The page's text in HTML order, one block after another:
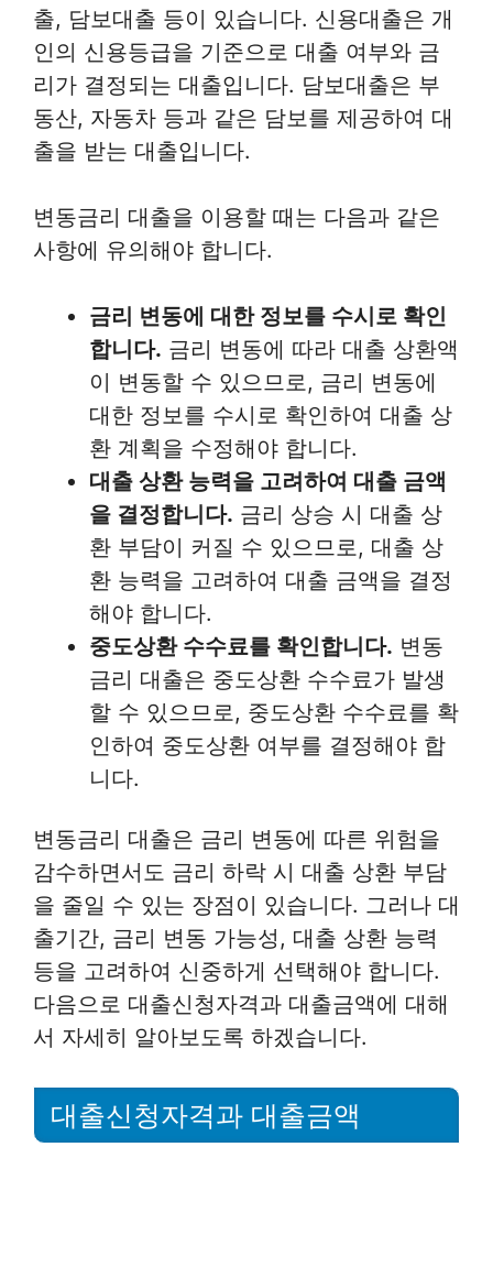
출, 담보대출 등이 있습니다. 신용대출은 개
인의 신용등급을 기준으로 대출 여부와 금
리가 결정되는 대출입니다. 담보대출은 부
동산, 자동차 등과 같은 담보를 제공하여 대
출을 받는 대출입니다.
변동금리 대출을 이용할 때는 다음과 같은
사항에 유의해야 합니다.
금리 변동에 대한 정보를 수시로 확인
합니다. 금리 변동에 따라 대출 상환액
이 변동할 수 있으므로, 금리 변동에
대한 정보를 수시로 확인하여 대출 상
환 계획을 수정해야 합니다.
대출 상환 능력을 고려하여 대출 금액
을 결정합니다. 금리 상승 시 대출 상
환 부담이 커질 수 있으므로, 대출 상
환 능력을 고려하여 대출 금액을 결정
해야 합니다.
중도상환 수수료를 확인합니다. 변동
금리 대출은 중도상환 수수료가 발생
할 수 있으므로, 중도상환 수수료를 확
인하여 중도상환 여부를 결정해야 합
니다.
변동금리 대출은 금리 변동에 따른 위험을
감수하면서도 금리 하락 시 대출 상환 부담
을 줄일 수 있는 장점이 있습니다. 그러나 대
출기간, 금리 변동 가능성, 대출 상환 능력
등을 고려하여 신중하게 선택해야 합니다.
다음으로 대출신청자격과 대출금액에 대해
서 자세히 알아보도록 하겠습니다.
대출신청자격과 대출금액